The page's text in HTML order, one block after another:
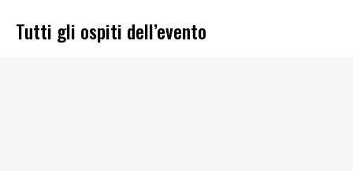
Tutti gli ospiti dell’evento